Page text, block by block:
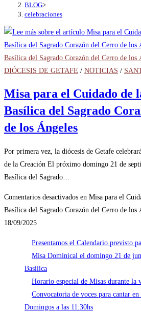
BLOG>
celebraciones
Basílica del Sagrado Corazón del Cerro de los
DIÓCESIS DE GETAFE / NOTICIAS /
Misa para el Cuidado de
Basílica del Sagrado
de los Ángeles
Por primera vez, la diócesis de Getafe
de la Creación El próximo domingo 21 de
Basílica del Sagrado…
Comentarios desactivados en Misa para el
Basílica del Sagrado Corazón del Cerro de los
18/09/2025
Presentamos el Calendario previsto
Misa Dominical el domingo 21 de
Basílica
Horario especial de Misas durante la
Convocatoria de voces para cantar
Domingos a las 11:30hs